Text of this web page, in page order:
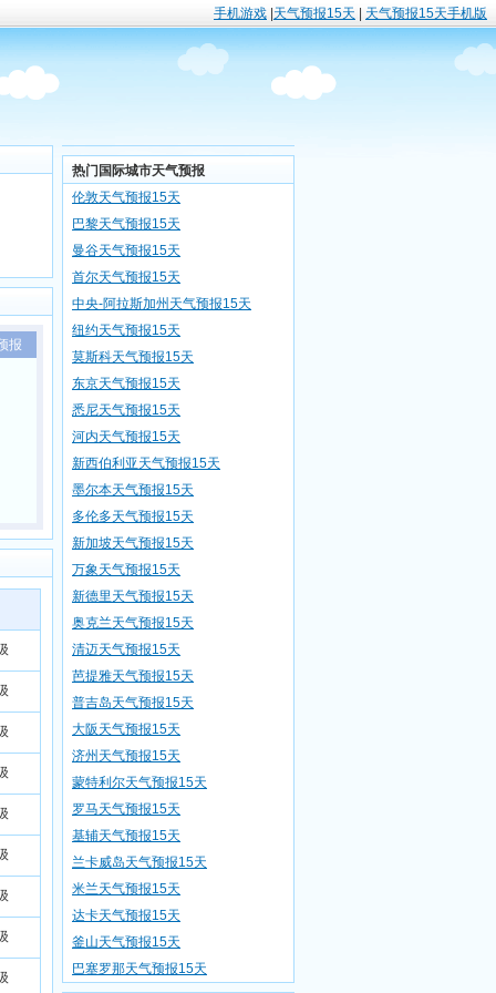
手机游戏 天气预报15天 天气预报15天手机版
报
热门国际城市天气预报
伦敦天气预报15天
巴黎天气预报15天
曼谷天气预报15天
首尔天气预报15天
中央-阿拉斯加州天气预报15天
纽约天气预报15天
莫斯科天气预报15天
东京天气预报15天
悉尼天气预报15天
河内天气预报15天
新西伯利亚天气预报15天
墨尔本天气预报15天
多伦多天气预报15天
新加坡天气预报15天
万象天气预报15天
新德里天气预报15天
奥克兰天气预报15天
清迈天气预报15天
芭提雅天气预报15天
普吉岛天气预报15天
大阪天气预报15天
济州天气预报15天
蒙特利尔天气预报15天
罗马天气预报15天
基辅天气预报15天
兰卡威岛天气预报15天
米兰天气预报15天
达卡天气预报15天
釜山天气预报15天
巴塞罗那天气预报15天